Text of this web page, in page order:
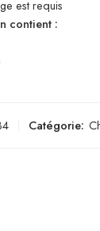
est requis
contient :
Catégorie: